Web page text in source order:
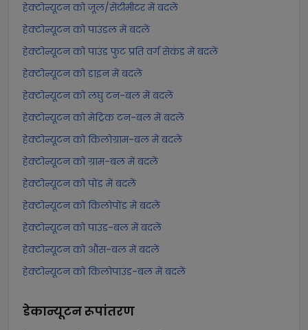
हेक्टोन्यूटन को जूल/सेंटीमीटर में बदलें
हेक्टोन्यूटन को पाउंडल में बदलें
हेक्टोन्यूटन को पाउंड फुट प्रति वर्ग सेकंड में बदलें
हेक्टोन्यूटन को डाइन में बदलें
हेक्टोन्यूटन को लघु टन-बल में बदलें
हेक्टोन्यूटन को मेट्रिक टन-बल में बदलें
हेक्टोन्यूटन को किलोग्राम-बल में बदलें
हेक्टोन्यूटन को ग्राम-बल में बदलें
हेक्टोन्यूटन को पोंड में बदलें
हेक्टोन्यूटन को किलोपोंड में बदलें
हेक्टोन्यूटन को पाउंड-बल में बदलें
हेक्टोन्यूटन को औंस-बल में बदलें
हेक्टोन्यूटन को किलोपाउंड-बल में बदलें
डेकान्यूटनरूपांतरण